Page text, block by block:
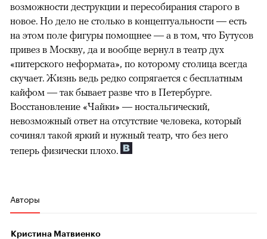
возможности деструкции и пересобирания старого в
новое. Но дело не столько в концептуальности — есть
на этом поле фигуры помощнее — а в том, что Бутусов
привез в Москву, да и вообще вернул в театр дух
«питерского неформата», по которому столица всегда
скучает. Жизнь ведь редко сопрягается с бесплатным
кайфом — так бывает разве что в Петербурге.
Восстановление «Чайки» — ностальгический,
невозможный ответ на отсутствие человека, который
сочинял такой яркий и нужный театр, что без него
теперь физически плохо.
Авторы
Кристина Матвиенко